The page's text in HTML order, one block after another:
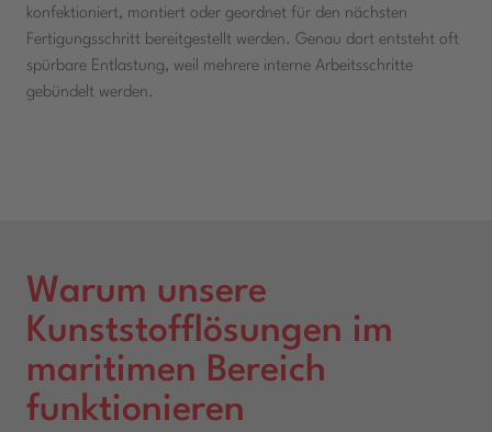
konfektioniert, montiert oder geordnet für den nächsten
Fertigungsschritt bereitgestellt werden. Genau dort entsteht oft
spürbare Entlastung, weil mehrere interne Arbeitsschritte
gebündelt werden.
Warum unsere
Kunststofflösungen im
maritimen Bereich
funktionieren